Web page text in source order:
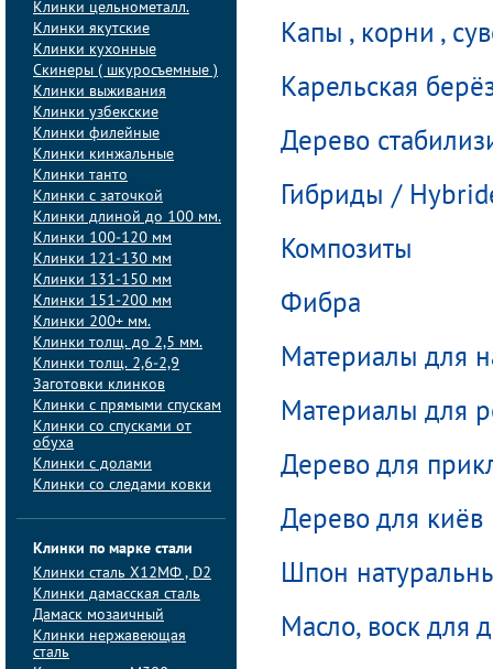
Клинки цельнометалл.
Клинки якутские
Клинки кухонные
Скинеры ( шкуросъемные )
Клинки выживания
Клинки узбекские
Клинки филейные
Клинки кинжальные
Клинки танто
Клинки с заточкой
Клинки длиной до 100 мм.
Клинки 100-120 мм
Клинки 121-130 мм
Клинки 131-150 мм
Клинки 151-200 мм
Клинки 200+ мм.
Клинки толщ. до 2,5 мм.
Клинки толщ. 2,6-2,9
Заготовки клинков
Клинки с прямыми спускам
Клинки со спусками от
обуха
Клинки с долами
Клинки со следами ковки
Клинки по марке стали
Клинки сталь Х12МФ , D2
Клинки дамасская сталь
Дамаск мозаичный
Клинки нержавеющая
сталь
Капы , корни ,
Карельская
Дерево
Гибриды /
Композиты
Фибра
Материалы для
Материалы для
Дерево для
Дерево для киёв
Шпон
Масло, воск для